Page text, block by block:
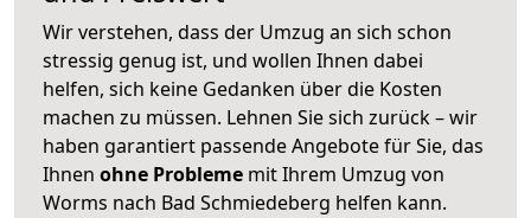
Wir verstehen, dass der Umzug an sich schon
stressig genug ist, und wollen Ihnen dabei
helfen, sich keine Gedanken über die Kosten
machen zu müssen. Lehnen Sie sich zurück – wir
haben garantiert passende Angebote für Sie, das
Ihnen ohne Probleme mit Ihrem Umzug von
Worms nach Bad Schmiedeberg helfen kann.